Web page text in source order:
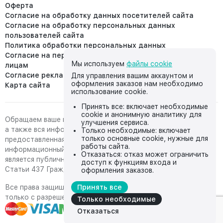
Оферта
Согласие на обработку данных посетителей сайта
Согласие на обработку персональных данных
пользователей сайта
Политика обработки персональных данных
Согласие на передачу персональных данных третьим
лицам
Согласие реклама
Карта сайта
Обращаем ваше внимание на то, что данный интернет-сайт,
а также вся информация о товарах и ценах,
предоставленная на нём, носит исключительно
информационный характер и ни при каких условиях не
является публичной офертой, определяемой положениями
Статьи 437 Гражданского кодекса Российской Федерации.
Все права защищены, любое копирование с сайта возможно
только с разрешения владельца сайта
Мы используем файлы cookie
Для управления вашим аккаунтом и
оформления заказов нам необходимо
использование cookie.
Принять все: включает необходимые
cookie и анонимную аналитику для
улучшения сервиса.
Только необходимые: включает
только основные cookie, нужные для
работы сайта.
Отказаться: отказ может ограничить
доступ к функциям входа и
оформления заказов.
Принять все
Только необходимые
Отказаться